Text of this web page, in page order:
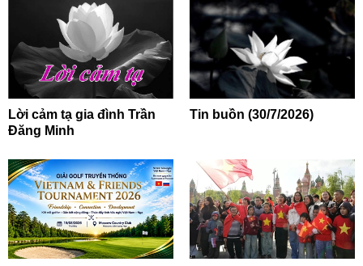
Lời cảm tạ gia đình Trần
Đăng Minh
Tin buồn (30/7/2026)